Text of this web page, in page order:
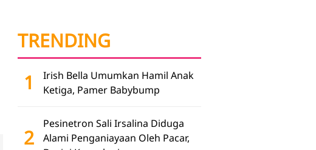
TRENDING
1
Irish Bella Umumkan Hamil Anak
Ketiga, Pamer Babybump
2
Pesinetron Sali Irsalina Diduga
Alami Penganiayaan Oleh Pacar,